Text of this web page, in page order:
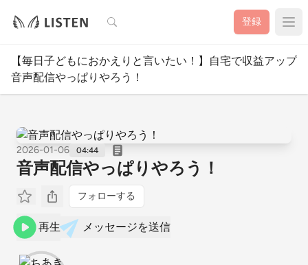
検索 登録
【毎日子どもにおかえりと言いたい！】自宅で収益アップ
音声配信やっぱりやろう！
2026-01-06 04:44
音声配信やっぱりやろう！
フォローする
再生 メッセージを送信